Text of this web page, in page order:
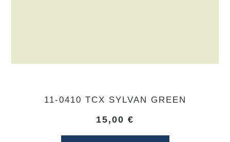
11-0410 TCX SYLVAN GREEN
15,00 €